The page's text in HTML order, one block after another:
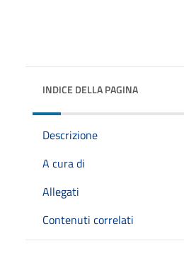
INDICE DELLA PAGINA
Descrizione
A cura di
Allegati
Contenuti correlati